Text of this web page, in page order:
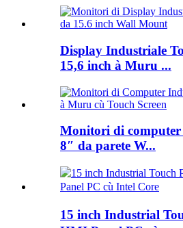
Display Industriale
15,6 inch à Muru ...
Monitori di
8″ da parete W...
15 inch Industrial